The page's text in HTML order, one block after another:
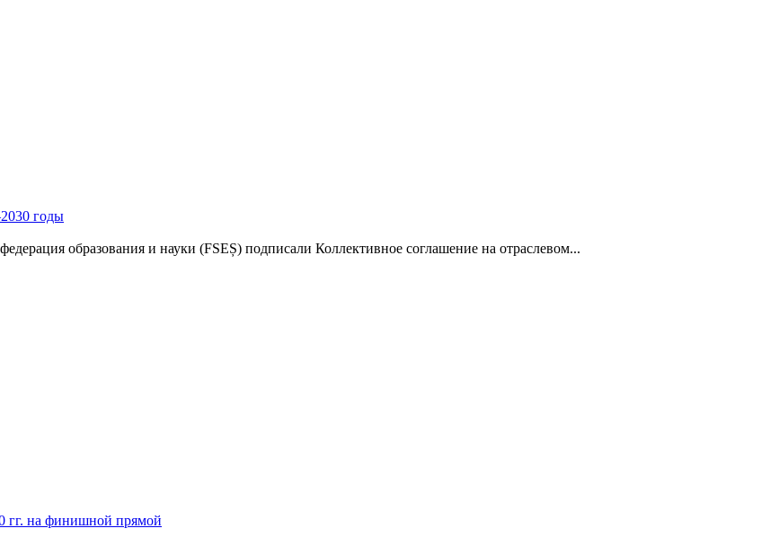
годы
образования и науки (FSEȘ) подписали Коллек­тивное соглашение на отрасле­вом...
гг. на финишной прямой